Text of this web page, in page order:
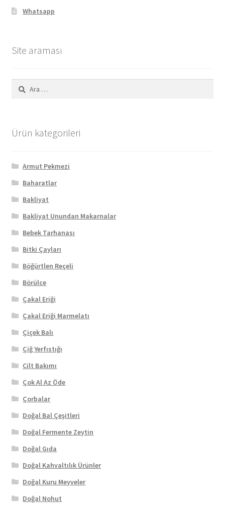
Whatsapp
Site araması
Arama:
Ürün kategorileri
Armut Pekmezi
Baharatlar
Bakliyat
Bakliyat Unundan Makarnalar
Bebek Tarhanası
Bitki Çayları
Böğürtlen Reçeli
Börülce
Çakal Eriği
Çakal Eriği Marmelatı
Çiçek Balı
Çiğ Yerfıstığı
Cilt Bakımı
Çok Al Az Öde
Çorbalar
Doğal Bal Çeşitleri
Doğal Fermente Zeytin
Doğal Gıda
Doğal Kahvaltılık Ürünler
Doğal Kuru Meyveler
Doğal Nohut